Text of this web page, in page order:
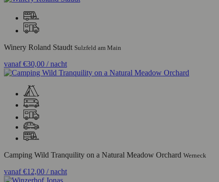
Winery Roland Staudt Sulzfeld am Main
vanaf€30,00 / nacht
Camping Wild Tranquility on a Natural Meadow Orchard Werneck
vanaf€12,00 / nacht